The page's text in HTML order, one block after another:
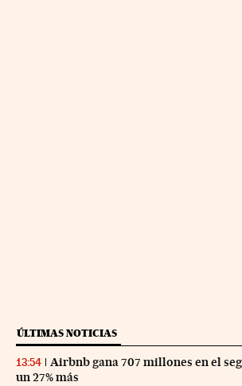
ÚLTIMAS NOTICIAS
13:54
Airbnb gana 707 millones en el
un 27% más